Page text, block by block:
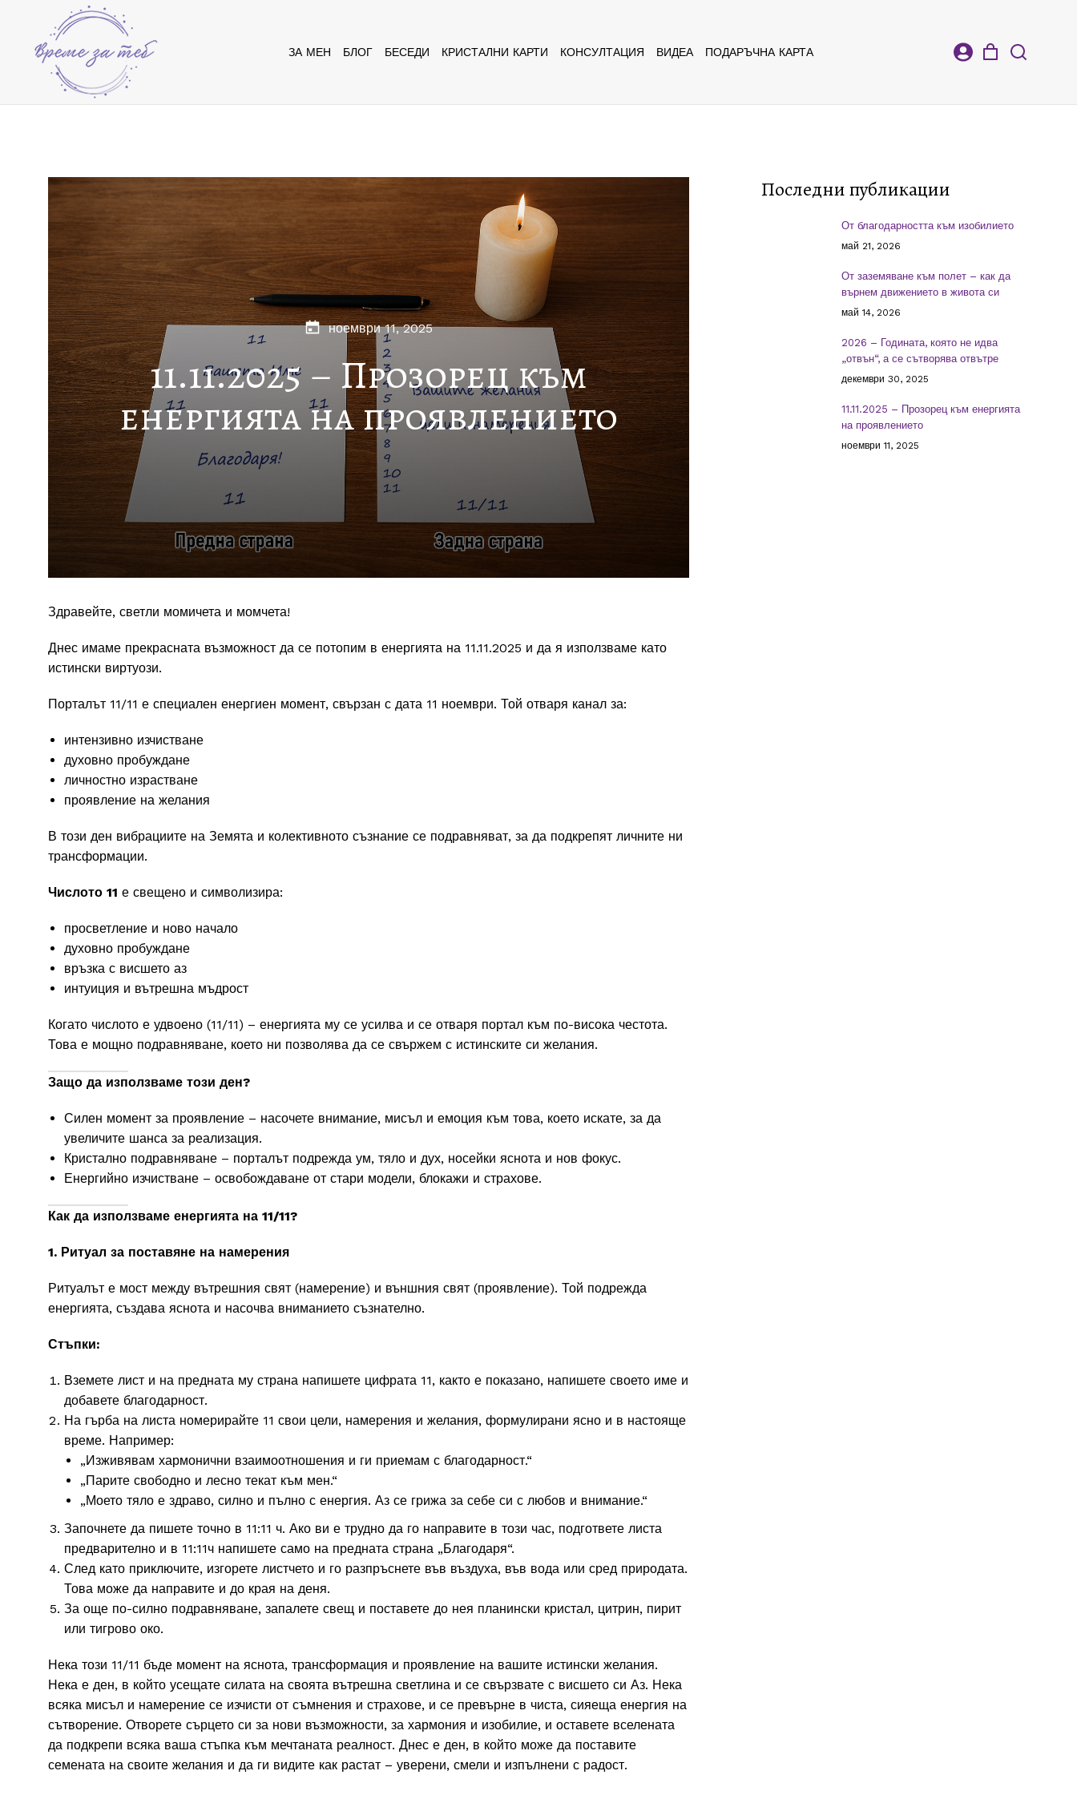
ЗА МЕН БЛОГ БЕСЕДИ КРИСТАЛНИ КАРТИ КОНСУЛТАЦИЯ ВИДЕА ПОДАРЪЧНА КАРТА
ноември 11, 2025
11.11.2025 – Прозорец към
енергията на проявлението
Здравейте, светли момичета и момчета!
Днес имаме прекрасната възможност да се потопим в енергията на 11.11.2025 и да я използваме като
истински виртуози.
Порталът 11/11 е специален енергиен момент, свързан с дата 11 ноември. Той отваря канал за:
интензивно изчистване
духовно пробуждане
личностно израстване
проявление на желания
В този ден вибрациите на Земята и колективното съзнание се подравняват, за да подкрепят личните ни
трансформации.
Числото 11 е свещено и символизира:
просветление и ново начало
духовно пробуждане
връзка с висшето аз
интуиция и вътрешна мъдрост
Когато числото е удвоено (11/11) – енергията му се усилва и се отваря портал към по-висока честота.
Това е мощно подравняване, което ни позволява да се свържем с истинските си желания.
Защо да използваме този ден?
Силен момент за проявление – насочете внимание, мисъл и емоция към това, което искате, за да
увеличите шанса за реализация.
Кристално подравняване – порталът подрежда ум, тяло и дух, носейки яснота и нов фокус.
Енергийно изчистване – освобождаване от стари модели, блокажи и страхове.
Как да използваме енергията на 11/11?
1. Ритуал за поставяне на намерения
Ритуалът е мост между вътрешния свят (намерение) и външния свят (проявление). Той подрежда
енергията, създава яснота и насочва вниманието съзнателно.
Стъпки:
Вземете лист и на предната му страна напишете цифрата 11, както е показано, напишете своето име и
добавете благодарност.
На гърба на листа номерирайте 11 свои цели, намерения и желания, формулирани ясно и в настояще
време. Например:
„Изживявам хармонични взаимоотношения и ги приемам с благодарност.“
„Парите свободно и лесно текат към мен.“
„Моето тяло е здраво, силно и пълно с енергия. Аз се грижа за себе си с любов и внимание.“
Започнете да пишете точно в 11:11 ч. Ако ви е трудно да го направите в този час, подгответе листа
предварително и в 11:11ч напишете само на предната страна „Благодаря“.
След като приключите, изгорете листчето и го разпръснете във въздуха, във вода или сред природата.
Това може да направите и до края на деня.
За още по-силно подравняване, запалете свещ и поставете до нея планински кристал, цитрин, пирит
или тигрово око.
Нека този 11/11 бъде момент на яснота, трансформация и проявление на вашите истински желания.
Нека е ден, в който усещате силата на своята вътрешна светлина и се свързвате с висшето си Аз. Нека
всяка мисъл и намерение се изчисти от съмнения и страхове, и се превърне в чиста, сияеща енергия на
сътворение. Отворете сърцето си за нови възможности, за хармония и изобилие, и оставете вселената
да подкрепи всяка ваша стъпка към мечтаната реалност. Днес е ден, в който може да поставите
семената на своите желания и да ги видите как растат – уверени, смели и изпълнени с радост.
Последни публикации
От благодарността към изобилието
май 21, 2026
От заземяване към полет – как да
върнем движението в живота си
май 14, 2026
2026 – Годината, която не идва
„отвън“, а се сътворява отвътре
декември 30, 2025
11.11.2025 – Прозорец към енергията
на проявлението
ноември 11, 2025